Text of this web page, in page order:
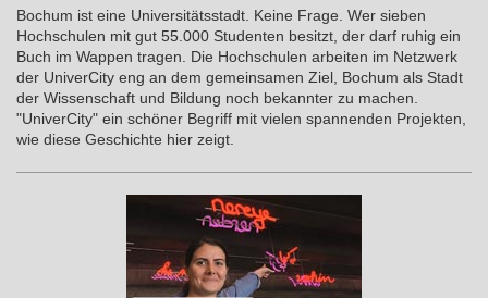
Bochum ist eine Universitätsstadt. Keine Frage. Wer sieben
Hochschulen mit gut 55.000 Studenten besitzt, der darf ruhig ein
Buch im Wappen tragen. Die Hochschulen arbeiten im Netzwerk
der UniverCity eng an dem gemeinsamen Ziel, Bochum als Stadt
der Wissenschaft und Bildung noch bekannter zu machen.
"UniverCity" ein schöner Begriff mit vielen spannenden Projekten,
wie diese Geschichte hier zeigt.